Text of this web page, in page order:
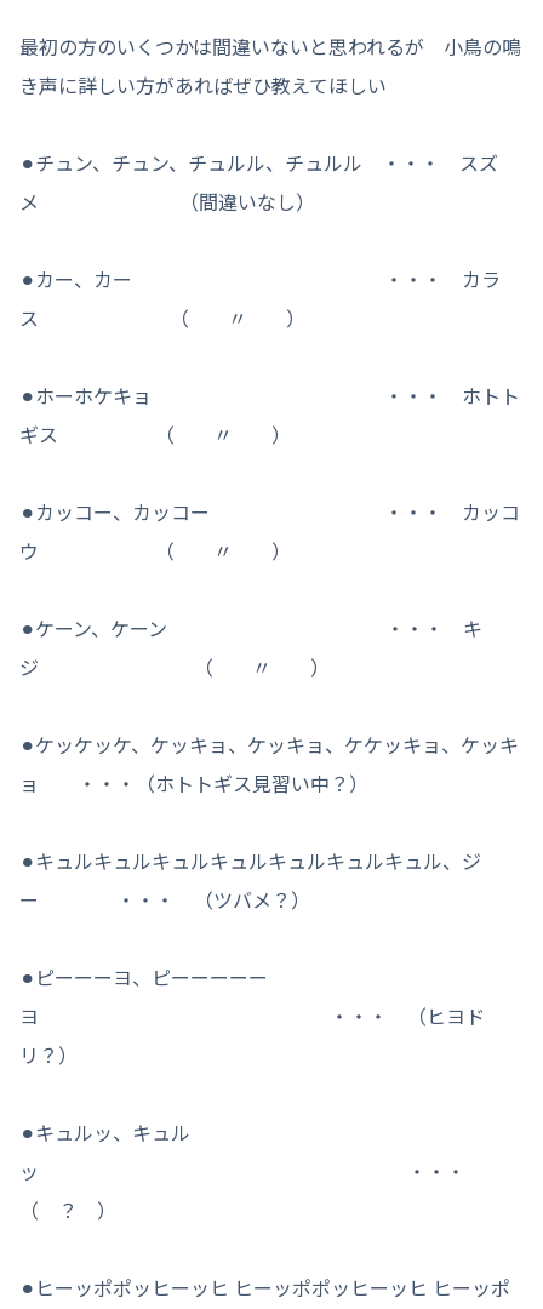
最初の方のいくつかは間違いないと思われるが 小鳥の鳴
き声に詳しい方があればぜひ教えてほしい
⚫︎チュン、チュン、チュルル、チュルル ・・・ スズ
メ （間違いなし）
⚫︎カー、カー ・・・ カラ
ス （ 〃 ）
⚫︎ホーホケキョ ・・・ ホトト
ギス （ 〃 ）
⚫︎カッコー、カッコー ・・・ カッコ
ウ （ 〃 ）
⚫︎ケーン、ケーン ・・・ キ
ジ （ 〃 ）
⚫︎ケッケッケ、ケッキョ、ケッキョ、ケケッキョ、ケッキ
ョ ・・・（ホトトギス見習い中？）
⚫︎キュルキュルキュルキュルキュルキュルキュル、ジ
ー ・・・ （ツバメ？）
⚫︎ピーーーヨ、ピーーーーー
ヨ ・・・ （ヒヨド
リ？）
⚫︎キュルッ、キュル
ッ ・・・
（ ？ ）
⚫︎ヒーッポポッヒーッヒ ヒーッポポッヒーッヒ ヒーッポ